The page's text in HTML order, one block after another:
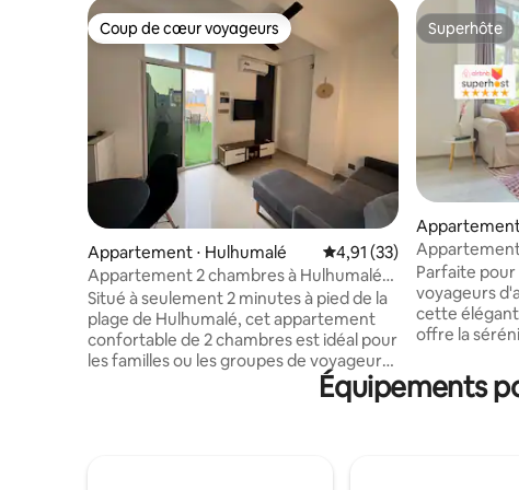
Coup de cœur voyageurs
Coup de cœur voyageurs
Appartement ⋅ Hulhumalé Évaluation moyenne sur
4,91 (33)
Appartement 2 chambres à Hulhumalé
avec terrasse • À 2 minutes à pied de la
plage
Situé à seulement 2 minutes à pied de la
plage de Hulhumalé, cet appartement
confortable de 2 chambres est idéal pour
les familles ou les groupes de voyageurs
avec salles de bain attenantes, ainsi
Superhôte
Superhôte
Appartement
Hulhumalé
chambre
sur l'océan
Parfaite pour
voyageurs
cette
offre la
Détendez-
et tranquille
Équipements